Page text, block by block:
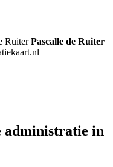
Pascalle de Ruiter
administratie in